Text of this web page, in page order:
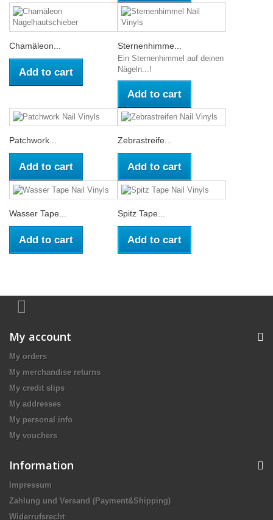
Chamäleon...
Add to cart
Sternenhimme...
Ein Sternenhimmel auf deinen
Nägeln...!
Add to cart
Patchwork...
Add to cart
Zebrastreife...
Add to cart
Wasser Tape...
Add to cart
Spitz Tape...
Add to cart
My account
My orders
My merchandise returns
My credit slips
My addresses
My personal info
My vouchers
Information
Impressum
Zahlung und Versand (Payment&Shipping)
Widerrufsrecht